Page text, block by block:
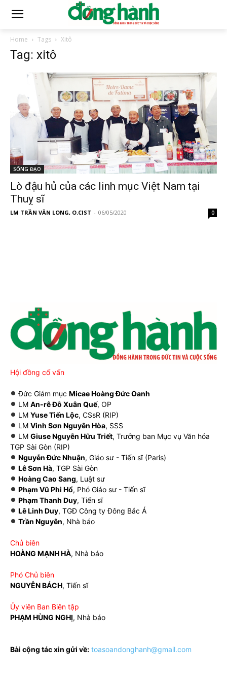
Home Tags Xitô
Tag: xitô
SỐNG ĐẠO
Lò đậu hủ của các linh mục Việt Nam tại
Thuỵ sĩ
LM TRẦN VĂN LONG, O.CIST - 06/05/2020 0
Hội đồng cố vấn
Đức Giám mục Micae Hoàng Đức Oanh
LM An-rê Đỗ Xuân Quế, OP
LM Yuse Tiến Lộc, CSsR (RIP)
LM Vinh Sơn Nguyên Hòa, SSS
LM Giuse Nguyễn Hữu Triết, Trưởng ban Mục vụ Văn hóa
TGP Sài Gòn (RIP)
Nguyễn Đức Nhuận, Giáo sư - Tiến sĩ (Paris)
Lê Sơn Hà, TGP Sài Gòn
Hoàng Cao Sang, Luật sư
Phạm Vũ Phi Hổ, Phó Giáo sư - Tiến sĩ
Phạm Thanh Duy, Tiến sĩ
Lê Linh Duy, TGĐ Công ty Đông Bắc Á
Trần Nguyên, Nhà báo
Chủ biên
HOÀNG MẠNH HÀ, Nhà báo
Phó Chủ biên
NGUYỄN BÁCH, Tiến sĩ
Ủy viên Ban Biên tập
PHẠM HÙNG NGHỊ, Nhà báo
Bài cộng tác xin gửi về: toasoandonghanh@gmail.com